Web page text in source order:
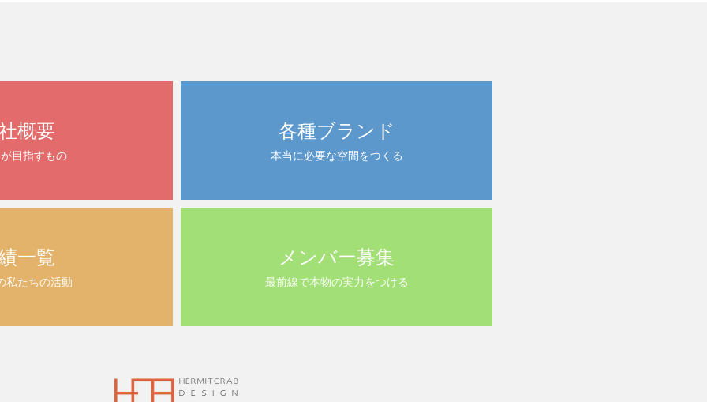
概要
目指すもの
各種ブランド
本当に必要な空間をつくる
一覧
私たちの活動
メンバー募集
最前線で本物の実力をつける